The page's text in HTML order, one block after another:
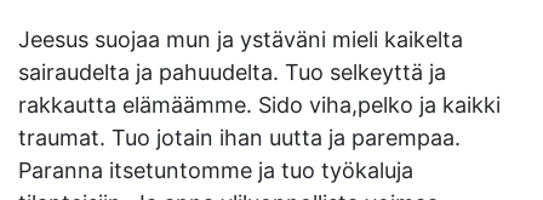
Jeesus suojaa mun ja ystäväni mieli kaikelta
sairaudelta ja pahuudelta. Tuo selkeyttä ja
rakkautta elämäämme. Sido viha,pelko ja kaikki
traumat. Tuo jotain ihan uutta ja parempaa.
Paranna itsetuntomme ja tuo työkaluja